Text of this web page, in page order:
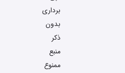
برداری
بدون
ذکر
منبع
ممنوع